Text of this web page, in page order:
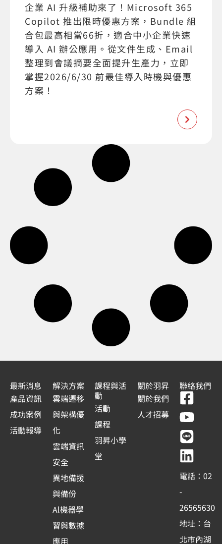
企業 AI 升級補助來了！Microsoft 365
Copilot 推出限時優惠方案，Bundle 組
合包最高相當66折，適合中小企業快速
導入 AI 辦公應用。從文件生成、Email
整理到會議摘要全面提升生產力，立即
掌握2026/6/30 前最佳導入時機與優惠
方案！
最新消息
產品資訊
成功案例
活動報導
解決方案
雲端遷移
與架構優
化
雲端資訊
安全
異地備援
與備份
Al機器學
習與數據
應用
課程與活
動
活動
課程
羽昇小學
堂
關於羽昇
關於我們
人才招募
聯絡我們
F
a
c
e
b
o
o
k
-
s
Y
o
u
t
u
b
e
L
i
n
e
L
i
n
k
e
d
i
n
電話：02
-
26565630
地址：台
北市內湖